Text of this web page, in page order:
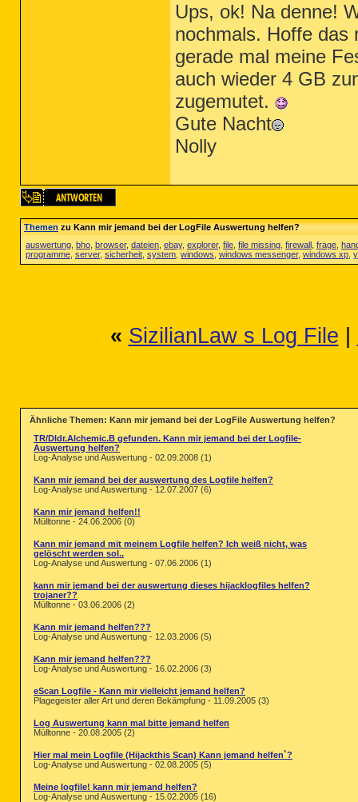
Ups, ok! Na denne!
nochmals. Hoffe das
gerade mal meine
auch wieder 4 GB
zugemutet.
Gute Nacht
Nolly
Themenzu Kann mir jemand bei der LogFile Auswertung helfen?
auswertung bho browser, dateien ebay, explorer, file file missing firewall frage
programme server, sicherheit system windows windows messenger, windows xp
« SizilianLaw s Log File
Ähnliche Themen: Kann mir jemand bei der LogFile Auswertung helfen?
TR/Dldr.Alchemic.B gefunden. Kann mir jemand bei der Logfile-
Auswertung helfen?
Log-Analyse und Auswertung - 02.09.2008 (1)
Kann mir jemand bei der auswertung des Logfile helfen?
Log-Analyse und Auswertung - 12.07.2007 (6)
Kann mir jemand helfen!!
Mülltonne - 24.06.2006 (0)
Kann mir jemand mit meinem Logfile helfen? Ich weiß nicht, was
gelöscht werden sol..
Log-Analyse und Auswertung - 07.06.2006 (1)
kann mir jemand bei der auswertung dieses hijacklogfiles helfen?
trojaner??
Mülltonne - 03.06.2006 (2)
Kann mir jemand helfen???
Log-Analyse und Auswertung - 12.03.2006 (5)
Kann mir jemand helfen???
Log-Analyse und Auswertung - 16.02.2006 (3)
eScan Logfile - Kann mir vielleicht jemand helfen?
Plagegeister aller Art und deren Bekämpfung - 11.09.2005 (3)
Log Auswertung kann mal bitte jemand helfen
Mülltonne - 20.08.2005 (2)
Hier mal mein Logfile (Hijackthis Scan) Kann jemand helfen`?
Log-Analyse und Auswertung - 02.08.2005 (5)
Meine logfile! kann mir jemand helfen?
Log-Analyse und Auswertung - 15.02.2005 (16)